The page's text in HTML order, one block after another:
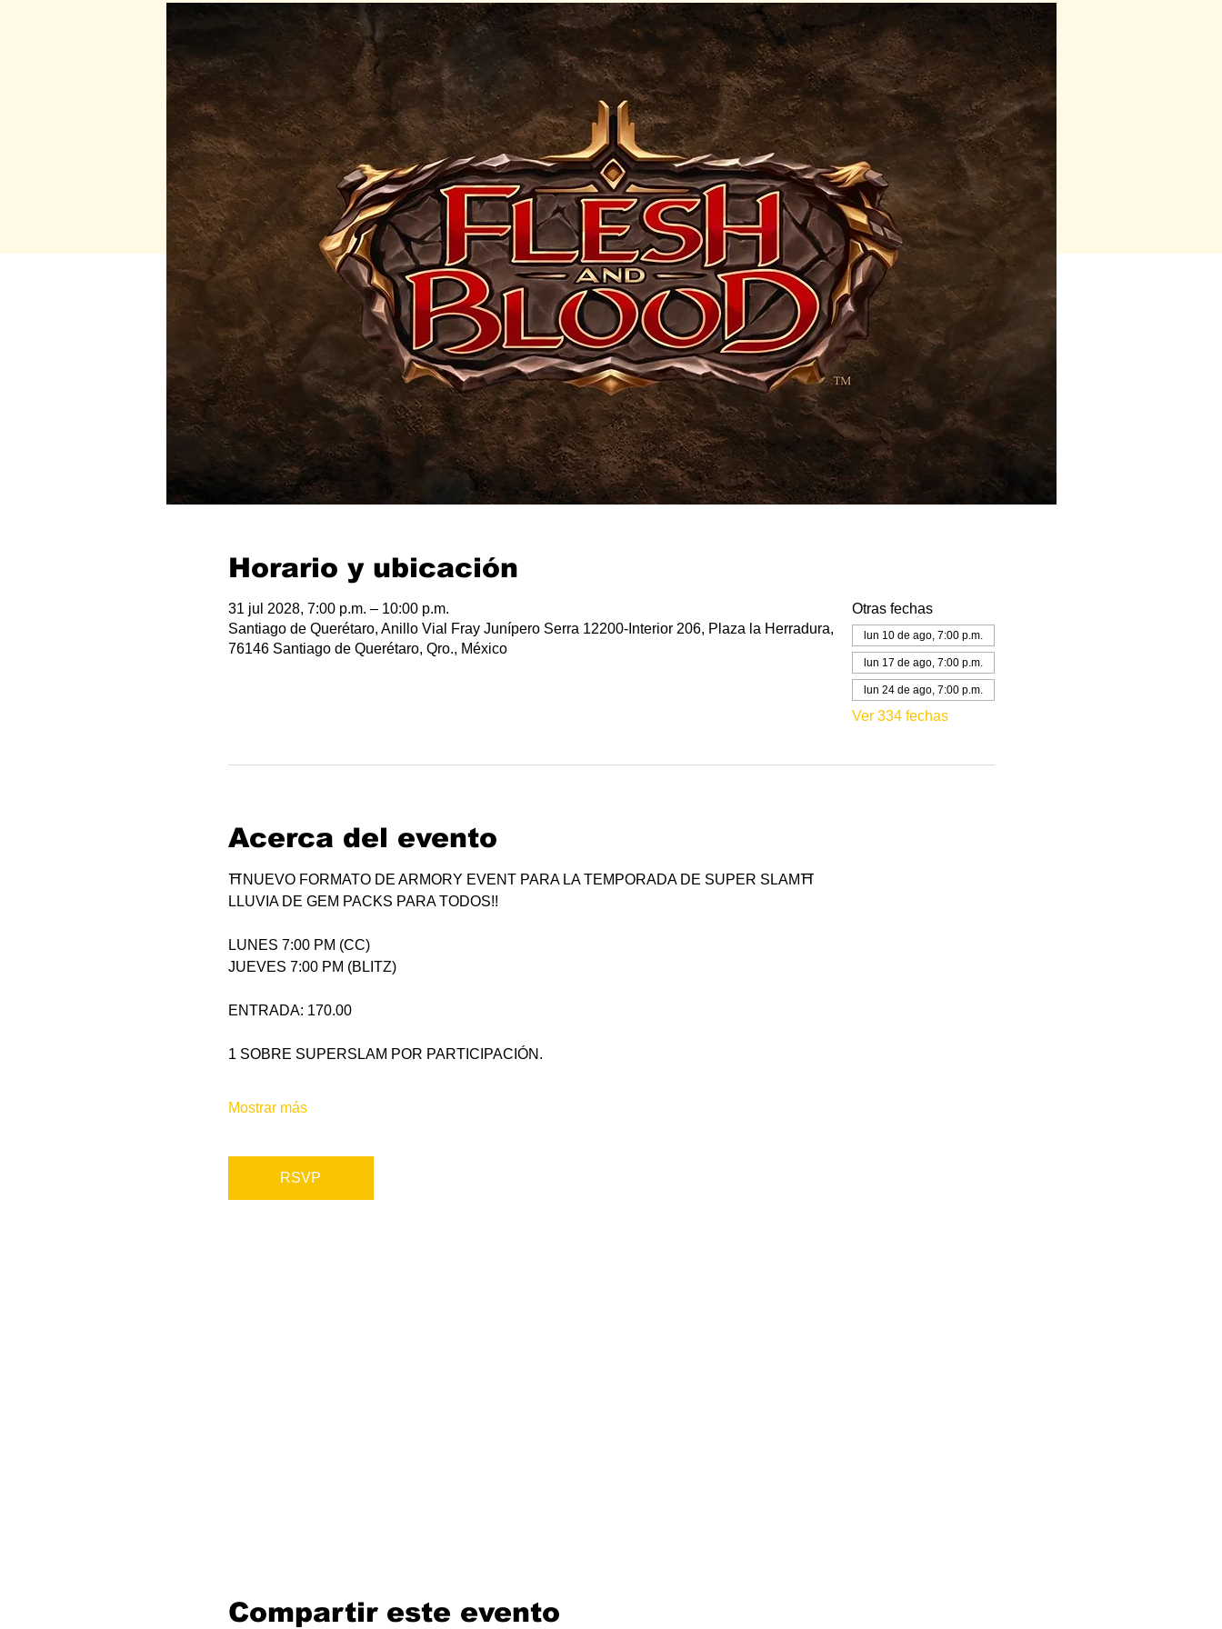
Horario y ubicación
31 jul 2028, 7:00 p.m. – 10:00 p.m.
Santiago de Querétaro, Anillo Vial Fray Junípero Serra 12200-Interior 206, Plaza la Herradura,
76146 Santiago de Querétaro, Qro., México
Otras fechas
lun 10 de ago, 7:00 p.m.
lun 17 de ago, 7:00 p.m.
lun 24 de ago, 7:00 p.m.
Ver 334 fechas
Acerca del evento
⛩NUEVO FORMATO DE ARMORY EVENT PARA LA TEMPORADA DE SUPER SLAM⛩
LLUVIA DE GEM PACKS PARA TODOS!!
LUNES 7:00 PM (CC)
JUEVES 7:00 PM (BLITZ)
ENTRADA: 170.00
1 SOBRE SUPERSLAM POR PARTICIPACIÓN.
Mostrar más
RSVP
Compartir este evento